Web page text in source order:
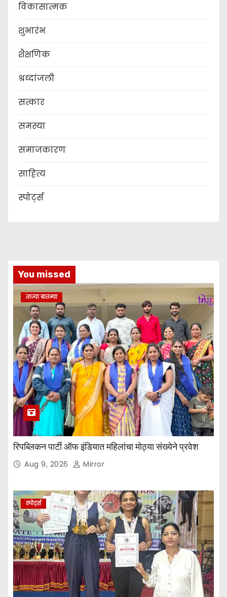
विकासात्मक
शुभारंभ
शैक्षणिक
श्रध्दांजली
सत्कार
समस्या
समाजकारण
साहित्य
स्पोर्ट्स
You missed
ताज्या बातम्या
रिपब्लिकन पार्टी ऑफ इंडियात महिलांचा मोठ्या संख्येने प्रवेश
Aug 9, 2026 Mirror
स्पोर्ट्स